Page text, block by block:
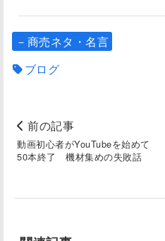
－商売ネタ・名言
ブログ
前の記事
動画初心者がYouTubeを始めて
50本終了 機材集めの失敗話